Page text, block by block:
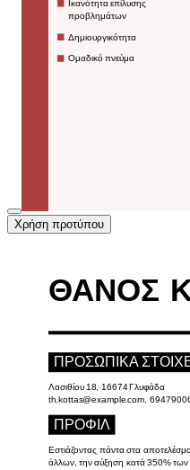
Χρήση προτύπου